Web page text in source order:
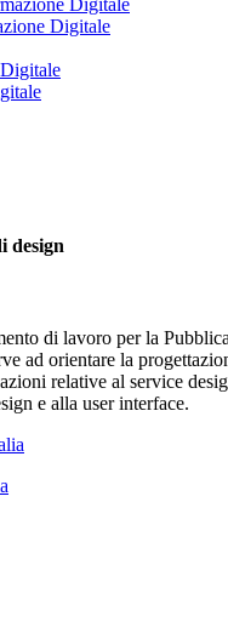
Digitale
design
di lavoro per la Pubblica
ad orientare la
relative al service
e alla user interface.